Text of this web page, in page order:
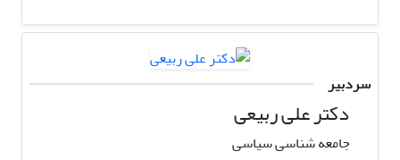
سردبیر
دکتر علی ربیعی
جامعه شناسی سیاسی